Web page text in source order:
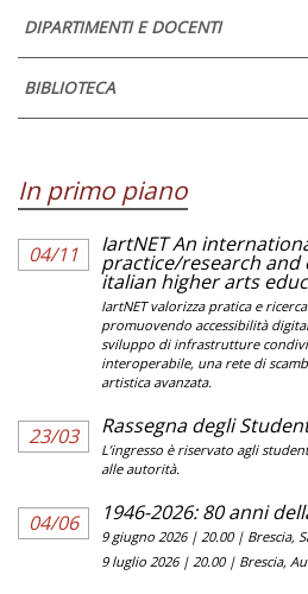
Forme sistemi e linguaggi
Strumentazione e
Strumentazione e
CODC/01 AFAM041 Composizione
Strumentazione e
Strumentazione e
Tecniche compositive I
Composizione III
CODC/01 AFAM041 Composizione
CODC/01 AFAM041 Composizione
Forme, sistemi e linguaggi
Strumentazione e
Tecniche compositive
Tecniche compositive
DIPARTIMENTI E DOCENTI
BIBLIOTECA
In primo piano
04/11 IartNET An
practice/research
italian higher arts
IartNET valorizza pratica e
promuovendo accessibilità
sviluppo di infrastrutture
interoperabile, una rete di
artistica avanzata.
23/03 Rassegna degli
L’ingresso è riservato agli
alle autorità.
04/06 1946-2026: 80 anni
9 giugno 2026 | 20.00 | Brescia,
9 luglio 2026 | 20.00 | Brescia,